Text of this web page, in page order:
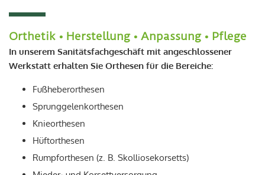
Orthetik • Herstellung • Anpassung • Pflege
In unserem Sanitätsfachgeschäft mit angeschlossener
Werkstatt erhalten Sie Orthesen für die Bereiche:
Fußheberorthesen
Sprunggelenkorthesen
Knieorthesen
Hüftorthesen
Rumpforthesen (z. B. Skolliosekorsetts)